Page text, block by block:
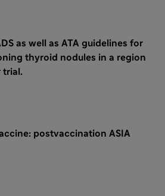
as well as ATA guidelines for
thyroid nodules in a region
trial.
postvaccination ASIA